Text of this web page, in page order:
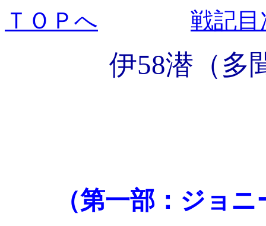
ＴＯＰへ 戦記
伊58潜（多
（第一部：ジョ